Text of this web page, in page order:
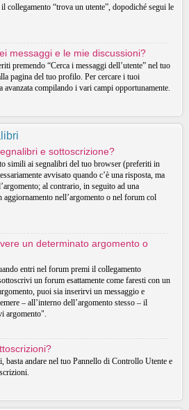
collegamento “trova un utente”, dopodiché segui le
messaggi e le mie discussioni?
premendo “Cerca i messaggi dell’utente” nel tuo
pagina del tuo profilo. Per cercare i tuoi
avanzata compilando i vari campi opportunamente.
e sottoscrizione?
simili ai segnalibri del tuo browser (preferiti in
avvisato quando c’è una risposta, ma
al contrario, in seguito ad una
nell’argomento o nel forum col
un determinato argomento o
entri nel forum premi il collegamento
un forum esattamente come faresti con un
puoi sia inserirvi un messaggio e
– all’interno dell’argomento stesso – il
argomento".
basta andare nel tuo Pannello di Controllo Utente e